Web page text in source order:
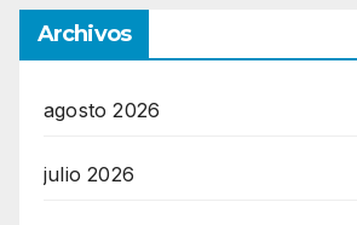
Archivos
agosto 2026
julio 2026